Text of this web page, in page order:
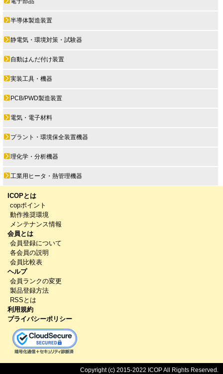
半導体製造装置
静電気・環境対策・試験器
自動はんだ付け装置
実装工具・機器
PCB/PWD製造装置
電気・電子材料
プラント・環境保全装置機器
理化学・分析機器
工業用ヒータ・熱管理機器
ICOPとは
copポイント
動作推奨環境
メンテナンス情報
会員とは
会員登録について
各会員の説明
会員比較表
ヘルプ
会員ランクの変更
製品登録方法
RSSとは
利用規約
プライバシーポリシー
Copyright (c) 2015-2022 ICOP All Rights Reserved.